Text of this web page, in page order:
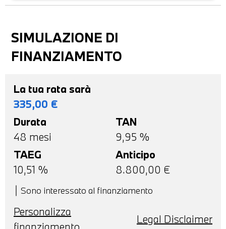
SIMULAZIONE DI
FINANZIAMENTO
La tua rata sarà
335,00 €
Durata
48 mesi
TAN
9,95 %
TAEG
10,51 %
Anticipo
8.800,00 €
Sono interessato al finanziamento
Personalizza
Legal Disclaimer